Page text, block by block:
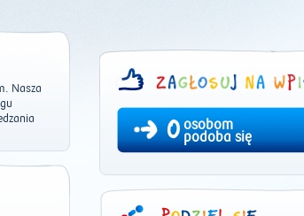
Nasza
0osobom
podoba się